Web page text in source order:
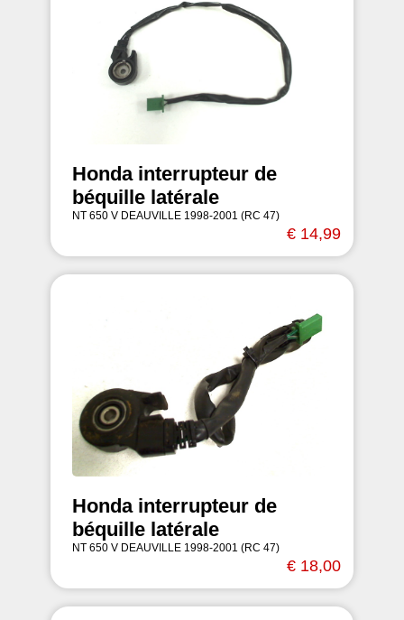
Honda interrupteur de
béquille latérale
NT 650 V DEAUVILLE 1998-2001 (RC 47)
€ 14,99
Honda interrupteur de
béquille latérale
NT 650 V DEAUVILLE 1998-2001 (RC 47)
€ 18,00